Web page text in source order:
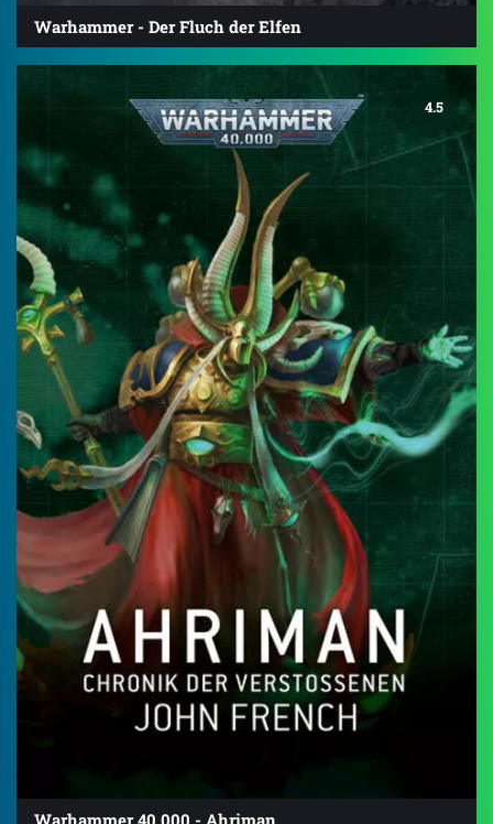
Warhammer - Der Fluch der Elfen
4.5
Warhammer 40.000 - Ahriman